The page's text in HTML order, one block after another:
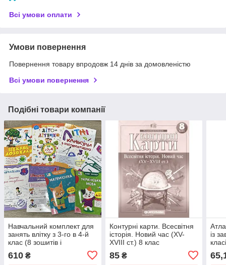
Всі умови оплати
Умови повернення
Повернення товару впродовж 14 днів за домовленістю
Всі умови повернення
Подібні товари компанії
Навчальний комплект для
занять влітку з 3-го в 4-й
клас (8 зошитів і
610 ₴
Контурні карти. Всесвітня
історія. Новий час (XV-
XVIII ст.) 8 клас
85₴
із